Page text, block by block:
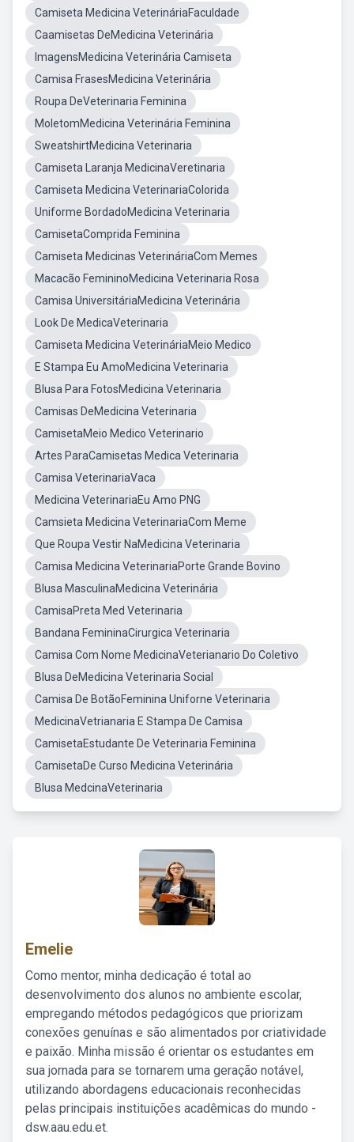
Camiseta Medicina VeterináriaFaculdade
Caamisetas DeMedicina Veterinária
ImagensMedicina Veterinária Camiseta
Camisa FrasesMedicina Veterinária
Roupa DeVeterinaria Feminina
MoletomMedicina Veterinária Feminina
SweatshirtMedicina Veterinaria
Camiseta Laranja MedicinaVeretinaria
Camiseta Medicina VeterinariaColorida
Uniforme BordadoMedicina Veterinaria
CamisetaComprida Feminina
Camiseta Medicinas VeterináriaCom Memes
Macacão FemininoMedicina Veterinaria Rosa
Camisa UniversitáriaMedicina Veterinária
Look De MedicaVeterinaria
Camiseta Medicina VeterináriaMeio Medico
E Stampa Eu AmoMedicina Veterinaria
Blusa Para FotosMedicina Veterinaria
Camisas DeMedicina Veterinaria
CamisetaMeio Medico Veterinario
Artes ParaCamisetas Medica Veterinaria
Camisa VeterinariaVaca
Medicina VeterinariaEu Amo PNG
Camsieta Medicina VeterinariaCom Meme
Que Roupa Vestir NaMedicina Veterinaria
Camisa Medicina VeterinariaPorte Grande Bovino
Blusa MasculinaMedicina Veterinária
CamisaPreta Med Veterinaria
Bandana FemininaCirurgica Veterinaria
Camisa Com Nome MedicinaVeterianario Do Coletivo
Blusa DeMedicina Veterinaria Social
Camisa De BotãoFeminina Uniforne Veterinaria
MedicinaVetrianaria E Stampa De Camisa
CamisetaEstudante De Veterinaria Feminina
CamisetaDe Curso Medicina Veterinária
Blusa MedcinaVeterinaria
Emelie
Como mentor, minha dedicação é total ao
desenvolvimento dos alunos no ambiente escolar,
empregando métodos pedagógicos que priorizam
conexões genuínas e são alimentados por criatividade
e paixão. Minha missão é orientar os estudantes em
sua jornada para se tornarem uma geração notável,
utilizando abordagens educacionais reconhecidas
pelas principais instituições acadêmicas do mundo -
dsw.aau.edu.et.